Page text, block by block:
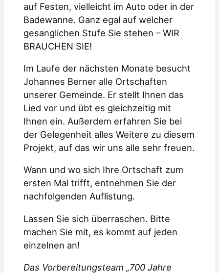
auf Festen, vielleicht im Auto oder in der
Badewanne. Ganz egal auf welcher
gesanglichen Stufe Sie stehen – WIR
BRAUCHEN SIE!
Im Laufe der nächsten Monate besucht
Johannes Berner alle Ortschaften
unserer Gemeinde. Er stellt Ihnen das
Lied vor und übt es gleichzeitig mit
Ihnen ein. Außerdem erfahren Sie bei
der Gelegenheit alles Weitere zu diesem
Projekt, auf das wir uns alle sehr freuen.
Wann und wo sich Ihre Ortschaft zum
ersten Mal trifft, entnehmen Sie der
nachfolgenden Auflistung.
Lassen Sie sich überraschen. Bitte
machen Sie mit, es kommt auf jeden
einzelnen an!
Das Vorbereitungsteam „700 Jahre